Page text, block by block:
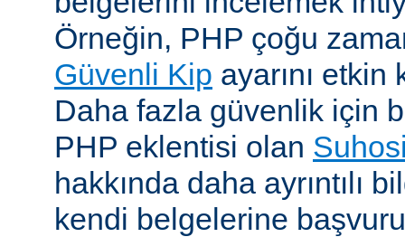
Örneğin, PHP çoğu
Güvenli Kip ayarını etkin
Daha fazla güvenlik için
PHP eklentisi olan
hakkında daha ayrıntılı
kendi belgelerine